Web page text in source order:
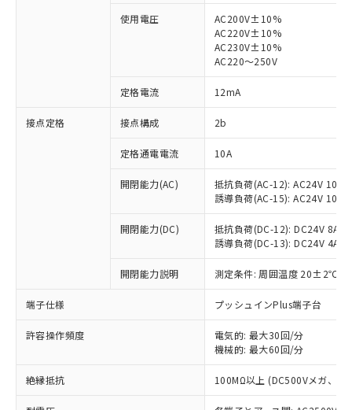
使用電圧
AC200V±10%
AC220V±10%
AC230V±10%
AC220～250V
定格電流 12mA
接点定格 接点構成 2b
定格通電電流 10A
開閉能力(AC)
抵抗負荷(AC-12): AC24V 10A/
誘導負荷(AC-15): AC24V
開閉能力(DC)
抵抗負荷(DC-12): DC24V 8A/
誘導負荷(DC-13): DC24V 4A/
開閉能力説明 測定条件: 周囲温度 20±2℃、
端子仕様 プッシュインPlus端子台
許容操作頻度
電気的: 最大30回/分
機械的: 最大60回/分
絶縁抵抗 100MΩ以上 (DC500Vメガ、点
以下の条件をお読みいただき、同意のうえ
本サービスは、当社制御機器事業取扱
商品の当社在庫状況および標準価格
(税抜)を提供させていただくもので
本サービスの対象外となる商品もある
ことをご了承ください。
在庫状況および標準価格照会結果は、
記載している更新日時点での社内デー
タに基づき作成されるものであり、閲
覧された時点での実際の在庫および標
対応済み：EU RoHS指令（10物質）の
非含有に対応した製品が提供可能な商品で
対応予定：EU RoHS指令（10物質）の非含
有に対応した製品に切り替える予定のある
対応予定なし：EU RoHS指令（10物質）の
非含有に非対応の商品で、対応品を出す予
調査・確認中：EU RoHS指令（10物質）の
非含有の対応状況を調査中または確認中の
非該当品：ライセンス料など無形物で、有
害物質有無と関係のない商品です。
仕入先様の事情により、非含有部品として
いたものが、含有品と判明した場合などや
むを得ず変更することがあります。
鉛(Pb) 1000ppm以下、 水銀(Hg) 1000ppm以下、 カド
六価クロム(Cr(Ⅵ)) 1000ppm以下、ポリ臭化ビフェニル
※1 中国RoHS○×表
「○」：最大均質材料含有率が中国RoHSの
基準値以下であることを示します。
「×」：最大均質材料含有率が中国RoHSの
基準値を超えていることを示します。
「－」：未確認です。当社販売部門へお問
*中国RoHS10物質の基準値 (GB/T26572)：
Pb(鉛) :1000ppm、 Hg(水銀) : 1000ppm、 Cd(カドミウ
当社は、これら貴社製品のうち、外国
為替および外国貿易法に定める商品
（以下｢規制貨物等」という）を輸出
または国外への提供する場合は、日本
国政府の輸出許可(または役務取引許
可)を取得するなどの必要な手続きを